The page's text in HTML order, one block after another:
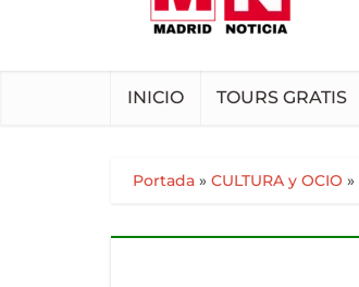
INICIO TOURS GRATIS
Portada » CULTURA y OCIO »